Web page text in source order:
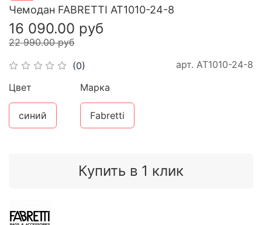
(0) арт. AT1010-24-8
Чемодан FABRETTI AT1010-24-8
16 090.00 руб
22 990.00 руб
Купить в 1 клик
Цвет
синий
Марка
Fabretti